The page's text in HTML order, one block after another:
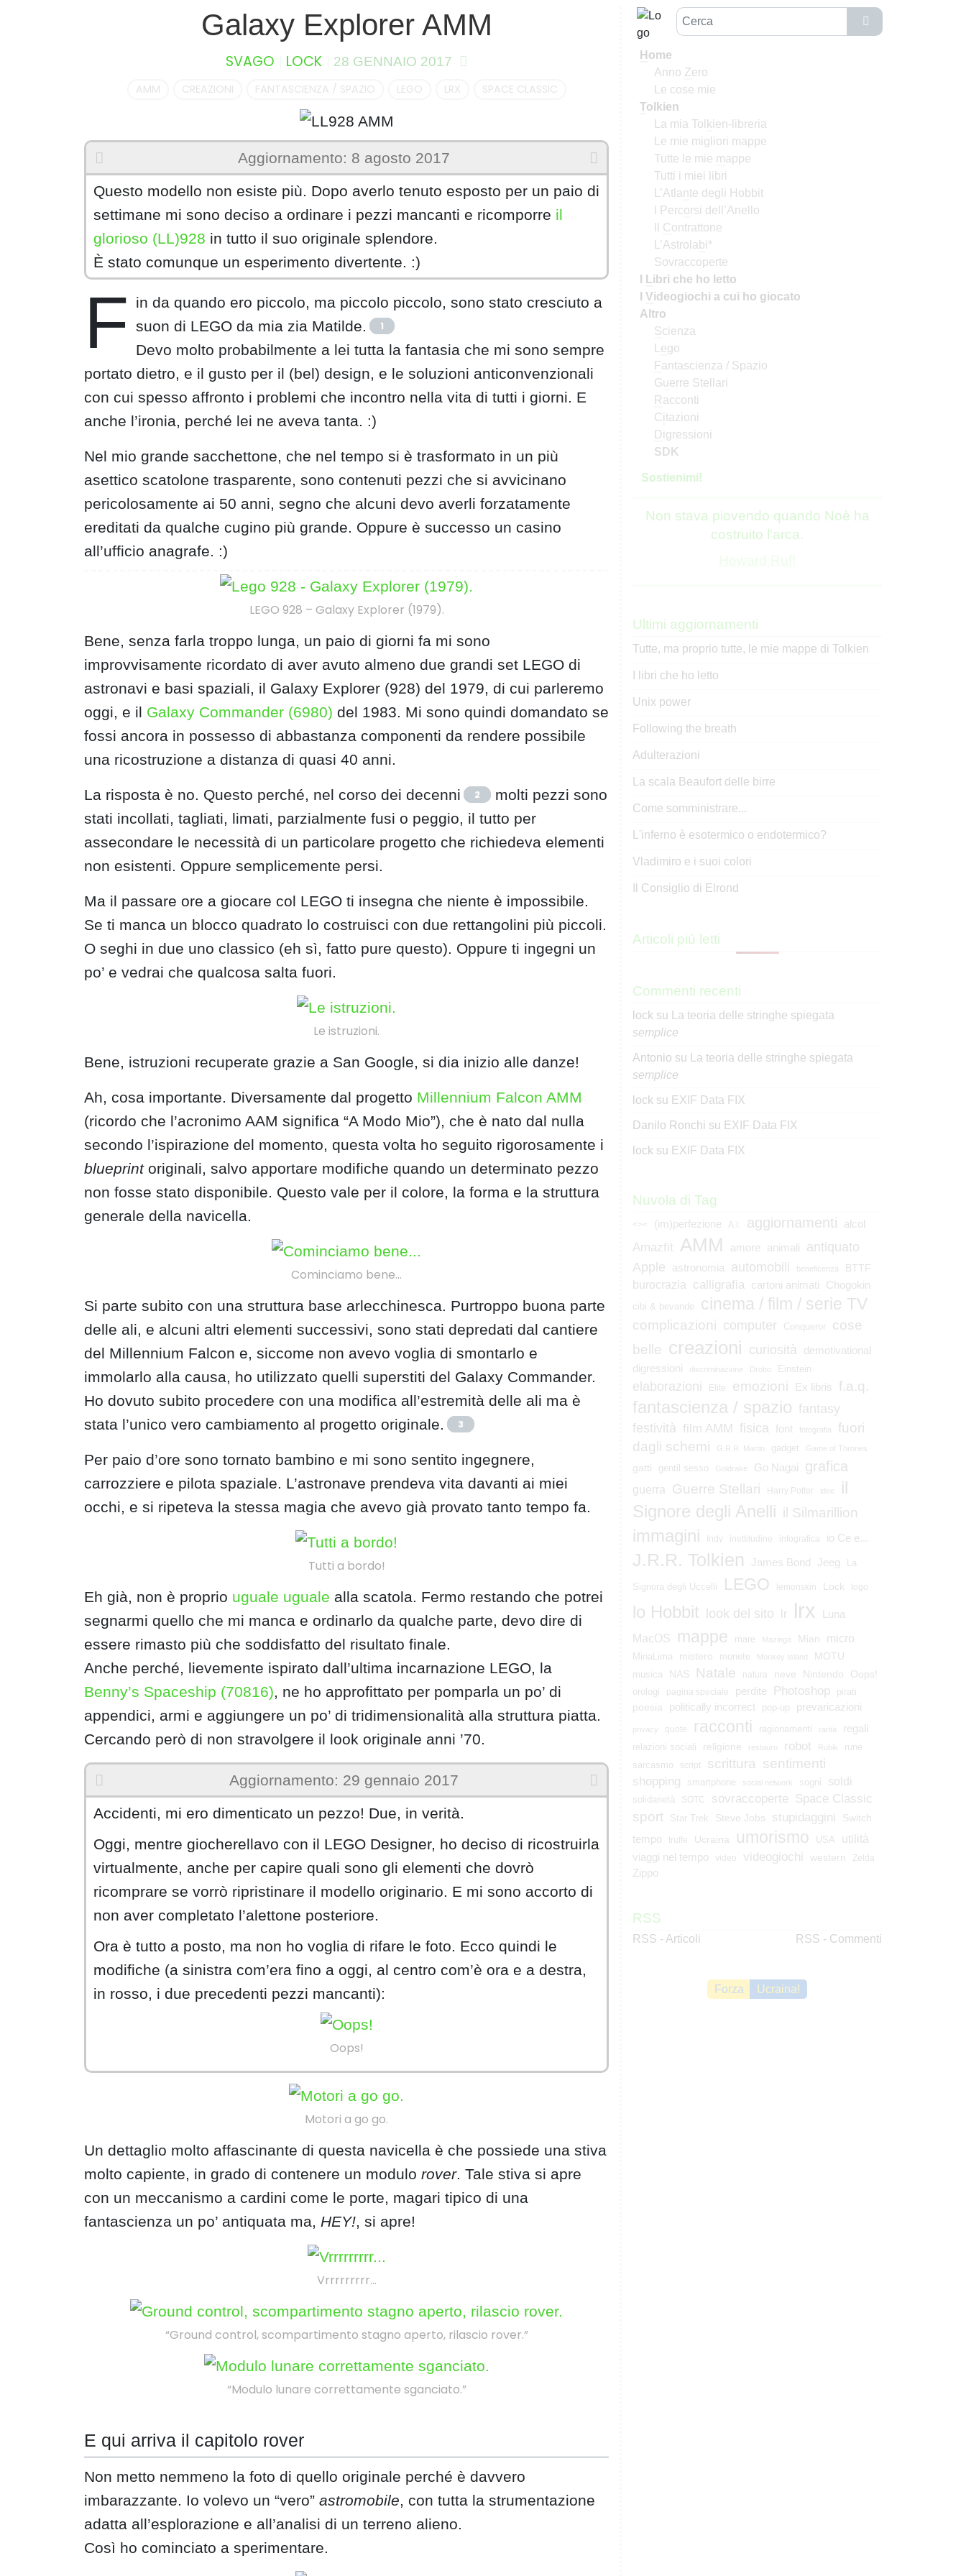
Galaxy Explorer AMM
SVAGO LOCK 28 GENNAIO 2017
AMM CREAZIONI FANTASCIENZA / SPAZIO LEGO LRX SPACE CLASSIC
Aggiornamento: 8 agosto 2017
Questo modello non esiste più. Dopo averlo tenuto esposto per un paio di
settimane mi sono deciso a ordinare i pezzi mancanti e ricomporre il
glorioso (LL)928 in tutto il suo originale splendore.
È stato comunque un esperimento divertente. :)
F
in da quando ero piccolo, ma piccolo piccolo, sono stato cresciuto a
suon di LEGO da mia zia Matilde.
1
Devo molto probabilmente a lei tutta la fantasia che mi sono sempre
portato dietro, e il gusto per il (bel) design, e le soluzioni anticonvenzionali
con cui spesso affronto i problemi che incontro nella vita di tutti i giorni. E
anche l’ironia, perché lei ne aveva tanta. :)
Nel mio grande sacchettone, che nel tempo si è trasformato in un più
asettico scatolone trasparente, sono contenuti pezzi che si avvicinano
pericolosamente ai 50 anni, segno che alcuni devo averli forzatamente
ereditati da qualche cugino più grande. Oppure è successo un casino
all’ufficio anagrafe. :)
LEGO 928 – Galaxy Explorer (1979).
Bene, senza farla troppo lunga, un paio di giorni fa mi sono
improvvisamente ricordato di aver avuto almeno due grandi set LEGO di
astronavi e basi spaziali, il Galaxy Explorer (928) del 1979, di cui parleremo
oggi, e il Galaxy Commander (6980) del 1983. Mi sono quindi domandato se
fossi ancora in possesso di abbastanza componenti da rendere possibile
una ricostruzione a distanza di quasi 40 anni.
La risposta è no. Questo perché, nel corso dei decenni 2
molti pezzi sono
stati incollati, tagliati, limati, parzialmente fusi o peggio, il tutto per
assecondare le necessità di un particolare progetto che richiedeva elementi
non esistenti. Oppure semplicemente persi.
Ma il passare ore a giocare col LEGO ti insegna che niente è impossibile.
Se ti manca un blocco quadrato lo costruisci con due rettangolini più piccoli.
O seghi in due uno classico (eh sì, fatto pure questo). Oppure ti ingegni un
po’ e vedrai che qualcosa salta fuori.
Le istruzioni.
Bene, istruzioni recuperate grazie a San Google, si dia inizio alle danze!
Ah, cosa importante. Diversamente dal progetto Millennium Falcon AMM
(ricordo che l’acronimo AAM significa “A Modo Mio”), che è nato dal nulla
secondo l’ispirazione del momento, questa volta ho seguito rigorosamente i
blueprintoriginali, salvo apportare modifiche quando un determinato pezzo
non fosse stato disponibile. Questo vale per il colore, la forma e la struttura
generale della navicella.
Cominciamo bene…
Si parte subito con una struttura base arlecchinesca. Purtroppo buona parte
delle ali, e alcuni altri elementi successivi, sono stati depredati dal cantiere
del Millennium Falcon e, siccome non avevo voglia di smontarlo e
immolarlo alla causa, ho utilizzato quelli superstiti del Galaxy Commander.
Ho dovuto subito procedere con una modifica all’estremità delle ali ma è
stata l’unico vero cambiamento al progetto originale.
3
Per paio d’ore sono tornato bambino e mi sono sentito ingegnere,
carrozziere e pilota spaziale. L’astronave prendeva vita davanti ai miei
occhi, e si ripeteva la stessa magia che avevo già provato tanto tempo fa.
Tutti a bordo!
Eh già, non è proprio uguale uguale alla scatola. Fermo restando che potrei
segnarmi quello che mi manca e ordinarlo da qualche parte, devo dire di
essere rimasto più che soddisfatto del risultato finale.
Anche perché, lievemente ispirato dall’ultima incarnazione LEGO, la
Benny’s Spaceship (70816), ne ho approfittato per pomparla un po’ di
appendici, armi e aggiungere un po’ di tridimensionalità alla struttura piatta.
Cercando però di non stravolgere il look originale anni ’70.
Aggiornamento: 29 gennaio 2017
Accidenti, mi ero dimenticato un pezzo! Due, in verità.
Oggi, mentre giocherellavo con il LEGO Designer, ho deciso di ricostruirla
virtualmente, anche per capire quali sono gli elementi che dovrò
ricomprare se vorrò ripristinare il modello originario. E mi sono accorto di
non aver completato l’alettone posteriore.
Ora è tutto a posto, ma non ho voglia di rifare le foto. Ecco quindi le
modifiche (a sinistra com’era fino a oggi, al centro com’è ora e a destra,
in rosso, i due precedenti pezzi mancanti):
Oops!
Motori a go go.
Un dettaglio molto affascinante di questa navicella è che possiede una stiva
molto capiente, in grado di contenere un modulo rover. Tale stiva si apre
con un meccanismo a cardini come le porte, magari tipico di una
fantascienza un po’ antiquata ma, HEY!, si apre!
Vrrrrrrrrr…
“Ground control, scompartimento stagno aperto, rilascio rover.”
“Modulo lunare correttamente sganciato.”
E qui arriva il capitolo rover
Non metto nemmeno la foto di quello originale perché è davvero
imbarazzante. Io volevo un “vero” astromobile, con tutta la strumentazione
adatta all’esplorazione e all’analisi di un terreno alieno.
Così ho cominciato a sperimentare.
C
e
H ome
Anno Zero
Le cose mie
Tolkien
La mia Tol kien-libreria
Le mie migliori mappe
Tutte le mie mappe
Tutti i miei libri
L’Atlante degli Hobbit
I Percorsi dell’Anello
Contrattone
L’Astrola bi*
Sovraccoperte
Libri che ho letto
Videogiochi a cui ho giocato
Altro
Scienza
ego
Fantascienza / Spazio
Guerre Stellari
Racconti
Citazioni
Digressioni
SDK
Sostienimi!
Non stava piovendo quando Noè ha
costruito l'arca.
Ultimi aggiornamenti
Tutte, ma proprio tutte, le mie mappe di Tolkien
I libri che ho letto
Unix power
Following the breath
Adulterazioni
La scala Beaufort delle birre
Come somministrare...
L'inferno è esotermico o endotermico?
Vladimiro e i suoi colori
Il Consiglio di Elrond
Articoli più letti
Commenti recenti
lock su
La teoria delle stringhe spiegata
semplice
Antonio su
La teoria delle stringhe spiegata
semplice
lock su EXIF Data FIX
Danilo Ronchi su EXIF Data FIX
lock su EXIF Data FIX
Nuvola di Tag
<>< (im)perfezione A.I. aggiornamenti alcol
Amazfit AMM amore animali antiquato
Apple astronomia automobili beneficenza BTTF
burocrazia calligrafia cartoni animati Chogokin
cibi & bevande cinema / film / serie TV
complicazioni computer Conqueror
cose
belle creazioni curiosità
demotivational
digressioni
discriminazione Drobo Einstein
elaborazioni Elite emozioni Ex libris f.a.q.
fantascienza / spazio fantasy
festività film AMM fisica font fotografia
fuori
dagli schemi
G.R.R. Martin gadget Game of Thrones
gatti gentil sesso Goldrake Go Nagai grafica
guerra Guerre Stellari Harry Potter idee
il
Signore degli Anelli
il Silmarillion
immagini Indy inettitudine infografica io Ce e...
J.R.R. Tolkien James Bond Jeeg La
Signora degli Uccelli LEGO lemonskin Lock logo
lo Hobbit look del sito lr lrx Luna
MacOS mappe mare Mazinga Mian micro
MinaLima mistero monete Monkey Island MOTU
musica NAS Natale natura neve Nintendo Oops!
orologi pagina speciale perdite Photoshop pirati
poesia politically incorrect pop-up prevaricazioni
privacy quote racconti ragionamenti rarità regali
relazioni sociali religione restauro robot Rubik
rune
sarcasmo
script scrittura sentimenti
shopping smartphone social network sogni soldi
solidarietà SOTC sovraccoperte Space Classic
sport Star Trek Steve Jobs stupidaggini
Switch
tempo
truffe Ucraina umorismo USA
utilità
viaggi nel tempo
video videogiochi western Zelda
Zippo
RSS
RSS - Articoli RSS - Commenti
Forza Ucraina!